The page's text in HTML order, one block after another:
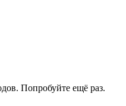
Попробуйте ещё раз.